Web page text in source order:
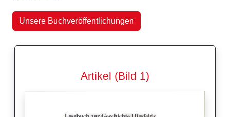
Unsere Buchveröffentlichungen
Artikel (Bild 1)